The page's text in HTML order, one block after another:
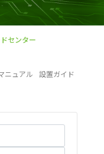
センター
ニュアル 設置ガイド